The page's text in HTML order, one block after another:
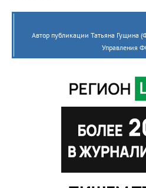
Автор публикации Татьяна Гущина
Управления